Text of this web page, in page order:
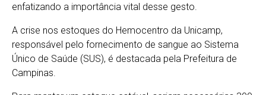
enfatizando a importância vital desse gesto.
A crise nos estoques do Hemocentro da Unicamp,
responsável pelo fornecimento de sangue ao Sistema
Único de Saúde (SUS), é destacada pela Prefeitura de
Campinas.